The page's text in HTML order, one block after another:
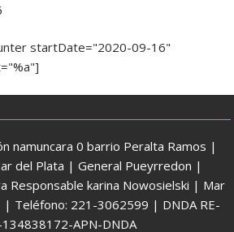
startDate="2020-09-16"
namuncara 0 barrio Peralta Ramos |
del Plata | General Pueyrredon |
Responsable karina Nowosielski | Mar
| Teléfono: 221-3062599 | DNDA RE-
APN-DNDA